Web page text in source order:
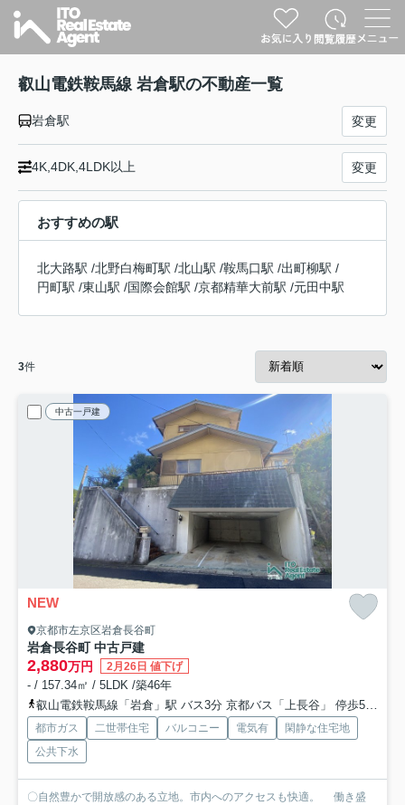
叡山電鉄鞍馬線 岩倉駅の不動産一覧
岩倉駅 変更
4K,4DK,4LDK以上 変更
おすすめの駅
北大路駅 /北野白梅町駅 /北山駅 /鞍馬口駅 /出町柳駅 /
円町駅 /東山駅 /国際会館駅 /京都精華大前駅 /元田中駅
3件
中古一戸建
NEW
京都市左京区岩倉長谷町
岩倉長谷町 中古戸建
2,880万円 2月26日 値下げ
- / 157.34㎡ / 5LDK /築46年
叡山電鉄鞍馬線「岩倉」駅 バス3分 京都バス「上長谷」 停歩5分
都市ガス 二世帯住宅 バルコニー 電気有
閑静な住宅地
公共下水
〇自然豊かで開放感のある立地。市内へのアクセスも快適。 働き盛